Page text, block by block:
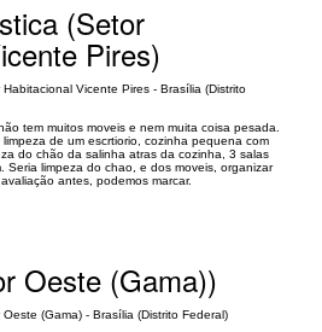
(Setor
Pires)
Vicente Pires - Brasília (Distrito
tem muitos moveis e nem muita coisa pesada.
de um escrtiorio, cozinha pequena com
do chão da salinha atras da cozinha, 3 salas
Seria limpeza do chao, e dos moveis, organizar
antes, podemos marcar.
Oeste (Gama))
(Gama) - Brasília (Distrito Federal)